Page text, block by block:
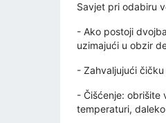
Savjet pri odabiru
- Ako postoji
uzimajući u obzir
- Zahvaljujući
- Čišćenje: obrišite
temperaturi,